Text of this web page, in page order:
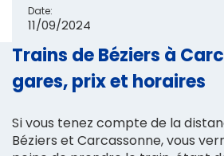
Date:
11/09/2024
Trains de Béziers à
gares, prix et horaires
Si vous tenez compte de la
Béziers et Carcassonne, vous